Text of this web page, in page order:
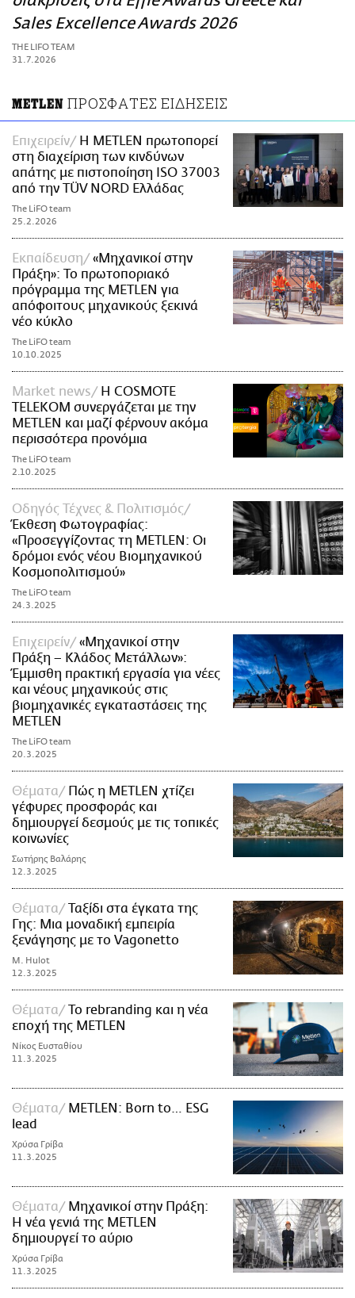
ΑΜΠΑ
PRINT
Sales Excellence Awards 2026
THE LIFO TEAM
31.7.2026
METLEN ΠΡΟΣΦΑΤΕΣ ΕΙΔΗΣΕΙΣ
Επιχειρείν
Η METLEN πρωτοπορεί
στη διαχείριση των κινδύνων
απάτης με πιστοποίηση ISO 37003
από την TÜV NORD Ελλάδας
The LiFO team
25.2.2026
Εκπαίδευση
«Μηχανικοί στην
Πράξη»: Το πρωτοποριακό
πρόγραμμα της METLEN για
απόφοιτους μηχανικούς ξεκινά
νέο κύκλο
The LiFO team
10.10.2025
Market news
Η COSMOTE
TELEKOM συνεργάζεται με την
METLEN και μαζί φέρνουν ακόμα
περισσότερα προνόμια
The LiFO team
2.10.2025
Οδηγός Τέχνες & Πολιτισμός
Έκθεση Φωτογραφίας:
«Προσεγγίζοντας τη METLEN: Οι
δρόμοι ενός νέου Βιομηχανικού
Κοσμοπολιτισμού»
The LiFO team
24.3.2025
Επιχειρείν
«Μηχανικοί στην
Πράξη – Κλάδος Μετάλλων»:
Έμμισθη πρακτική εργασία για νέες
και νέους μηχανικούς στις
βιομηχανικές εγκαταστάσεις της
METLEN
The LiFO team
20.3.2025
Θέματα
Πώς η METLEN χτίζει
γέφυρες προσφοράς και
δημιουργεί δεσμούς με τις τοπικές
κοινωνίες
Σωτήρης Βαλάρης
12.3.2025
Θέματα
Ταξίδι στα έγκατα της
Γης: Mια μοναδική εμπειρία
ξενάγησης με το Vagonetto
M. Hulot
12.3.2025
Θέματα
Το rebranding και η νέα
εποχή της METLEN
Νίκος Ευσταθίου
11.3.2025
Θέματα
METLEN: Born to… ESG
lead
Χρύσα Γρίβα
11.3.2025
Θέματα
Μηχανικοί στην Πράξη:
Η νέα γενιά της METLEN
δημιουργεί το αύριο
Χρύσα Γρίβα
11.3.2025